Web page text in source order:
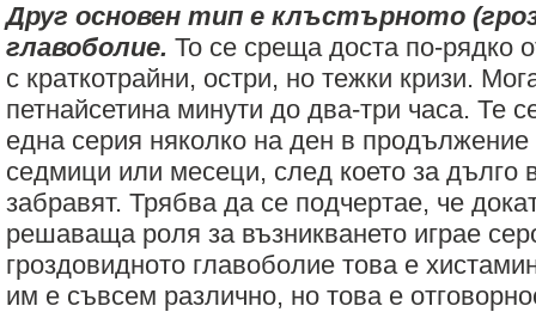
Друг основен тип е клъстърното
главоболие. То се среща доста по-рядко
с краткотрайни, остри, но тежки кризи.
петнайсетина минути до два-три часа. Те
една серия няколко на ден в продължение
седмици или месеци, след което за дълго
забравят. Трябва да се подчертае, че
решаваща роля за възникването играе
гроздовидното главоболие това е
им е съвсем различно, но това е